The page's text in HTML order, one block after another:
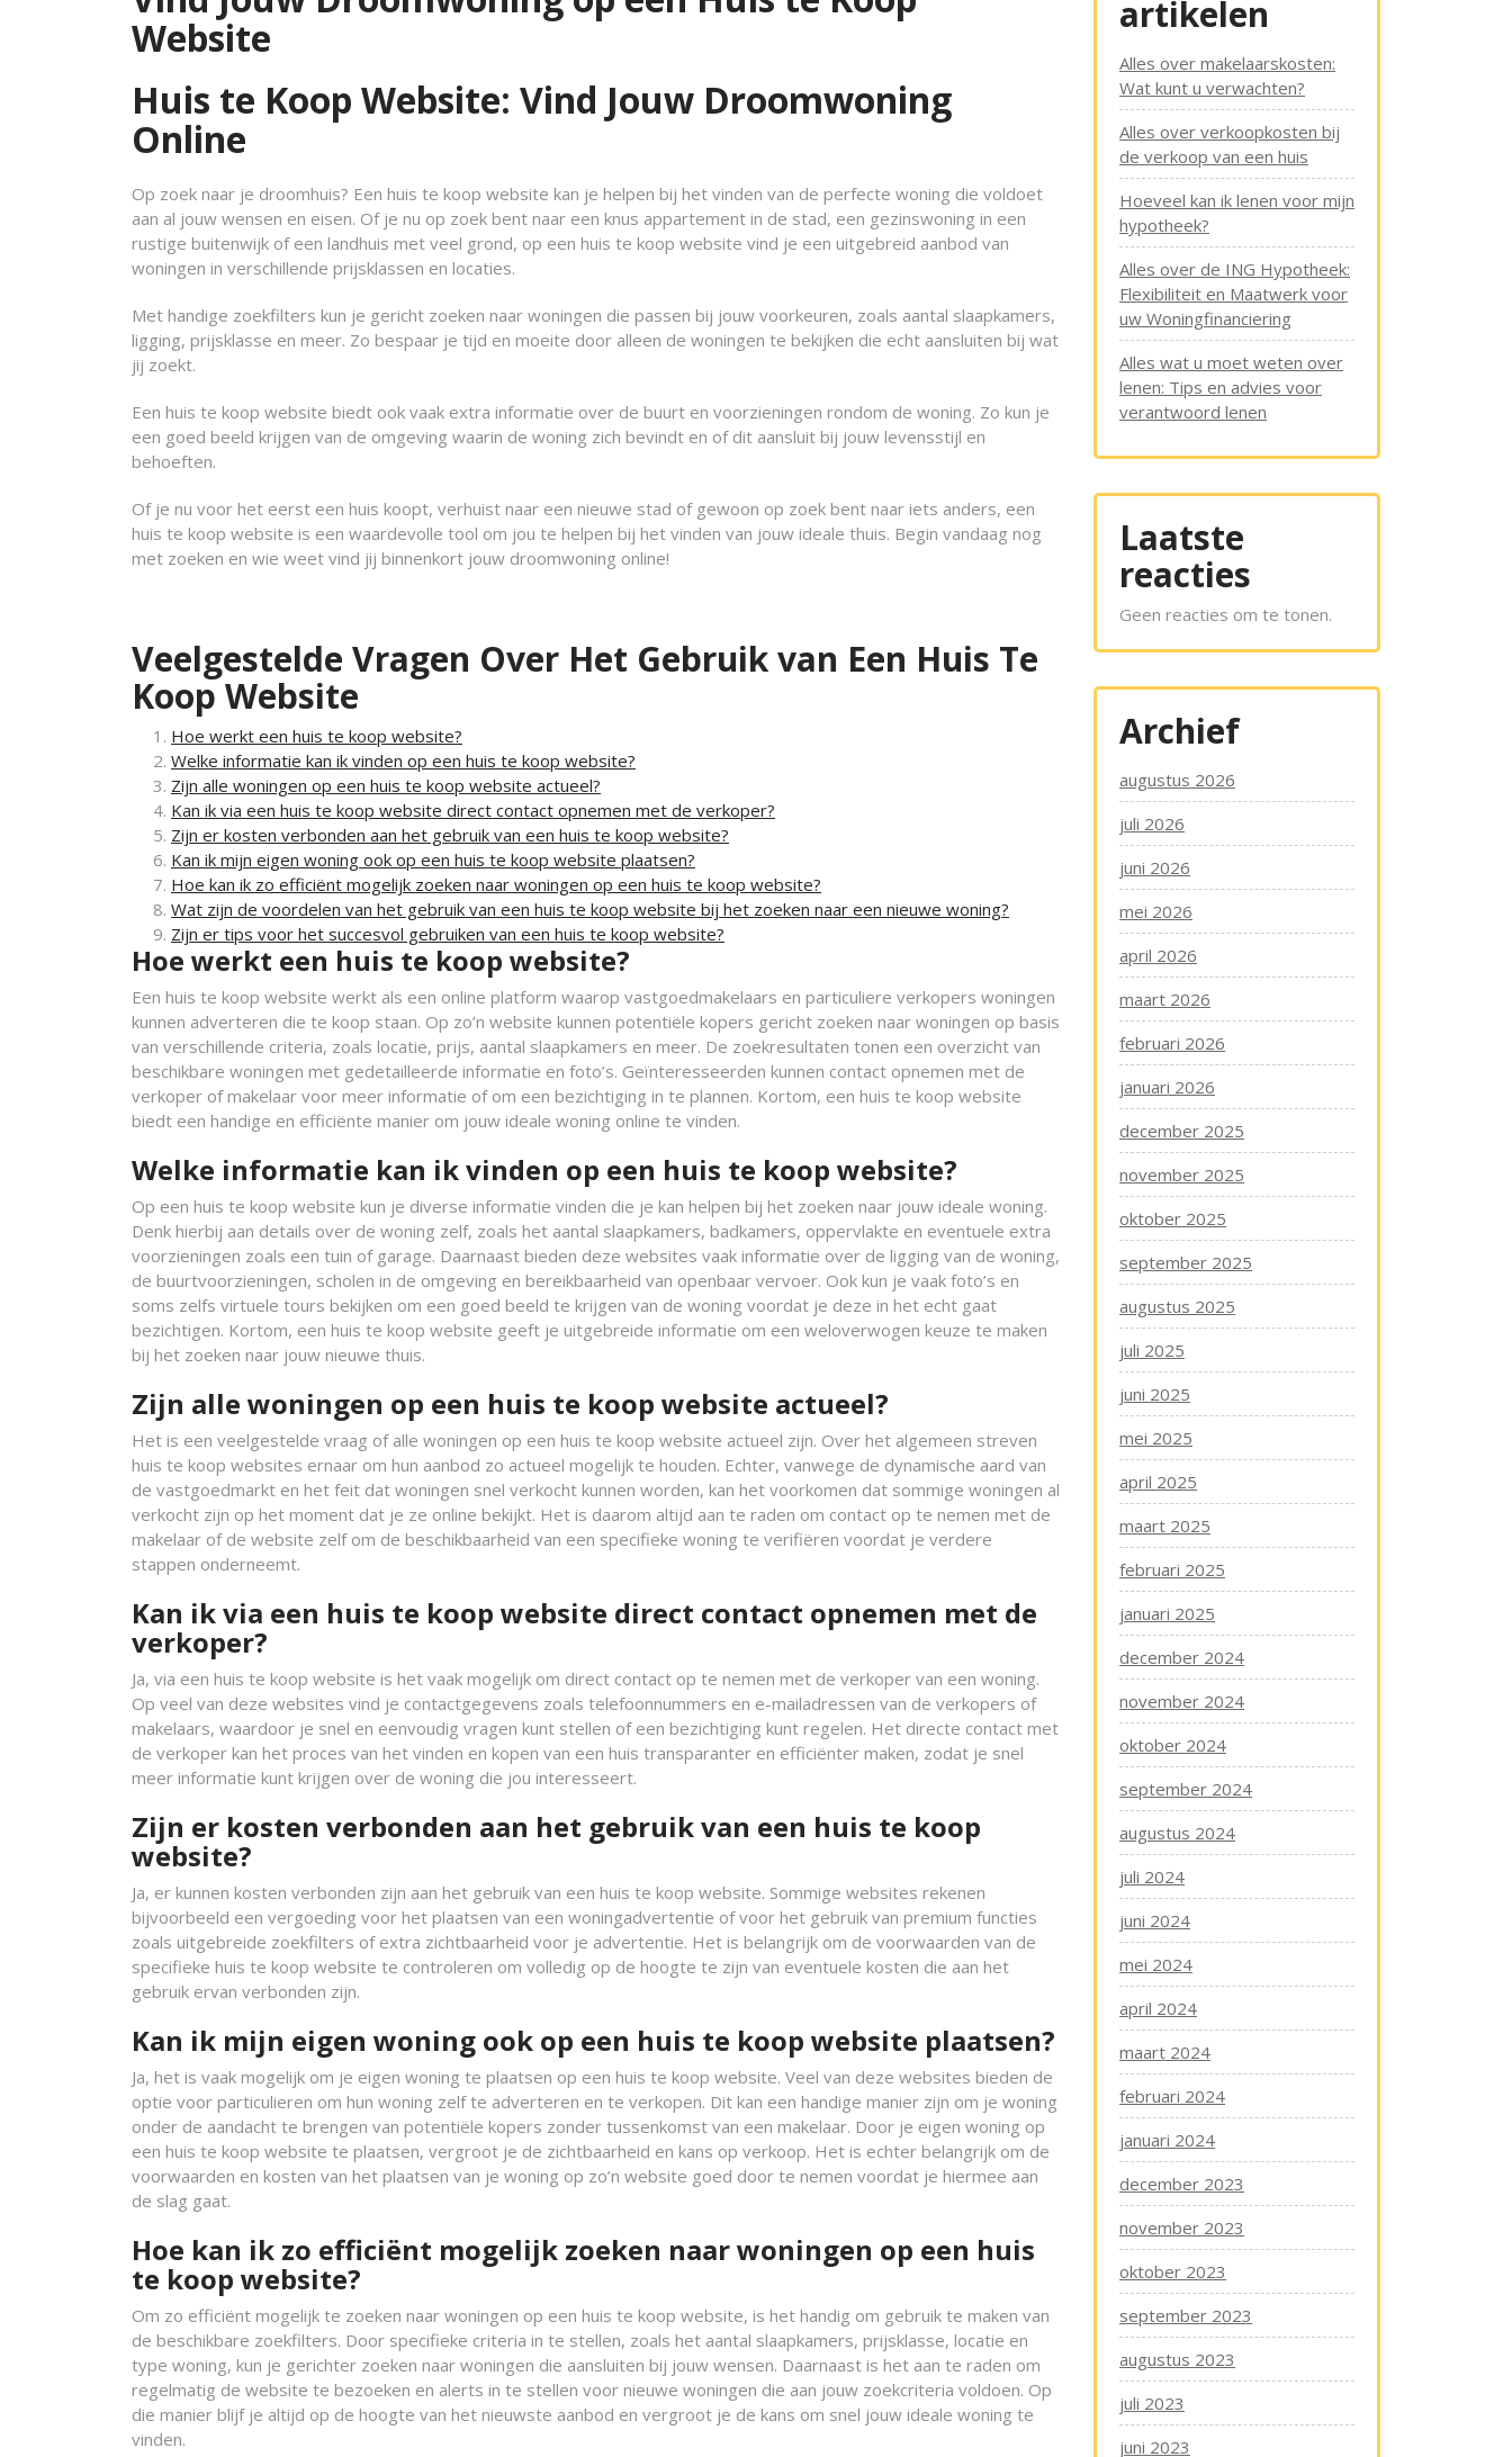
Website
Huis te Koop Website: Vind Jouw Droomwoning
Online
Op zoek naar je droomhuis? Een huis te koop website kan je helpen bij het vinden van de perfecte woning die voldoet
aan al jouw wensen en eisen. Of je nu op zoek bent naar een knus appartement in de stad, een gezinswoning in een
rustige buitenwijk of een landhuis met veel grond, op een huis te koop website vind je een uitgebreid aanbod van
woningen in verschillende prijsklassen en locaties.
Met handige zoekfilters kun je gericht zoeken naar woningen die passen bij jouw voorkeuren, zoals aantal slaapkamers,
ligging, prijsklasse en meer. Zo bespaar je tijd en moeite door alleen de woningen te bekijken die echt aansluiten bij wat
jij zoekt.
Een huis te koop website biedt ook vaak extra informatie over de buurt en voorzieningen rondom de woning. Zo kun je
een goed beeld krijgen van de omgeving waarin de woning zich bevindt en of dit aansluit bij jouw levensstijl en
behoeften.
Of je nu voor het eerst een huis koopt, verhuist naar een nieuwe stad of gewoon op zoek bent naar iets anders, een
huis te koop website is een waardevolle tool om jou te helpen bij het vinden van jouw ideale thuis. Begin vandaag nog
met zoeken en wie weet vind jij binnenkort jouw droomwoning online!
Veelgestelde Vragen Over Het Gebruik van Een Huis Te
Koop Website
Hoe werkt een huis te koop website?
Welke informatie kan ik vinden op een huis te koop website?
Zijn alle woningen op een huis te koop website actueel?
Kan ik via een huis te koop website direct contact opnemen met de verkoper?
Zijn er kosten verbonden aan het gebruik van een huis te koop website?
Kan ik mijn eigen woning ook op een huis te koop website plaatsen?
Hoe kan ik zo efficiënt mogelijk zoeken naar woningen op een huis te koop website?
Wat zijn de voordelen van het gebruik van een huis te koop website bij het zoeken naar een nieuwe woning?
Zijn er tips voor het succesvol gebruiken van een huis te koop website?
Hoe werkt een huis te koop website?
Een huis te koop website werkt als een online platform waarop vastgoedmakelaars en particuliere verkopers woningen
kunnen adverteren die te koop staan. Op zo’n website kunnen potentiële kopers gericht zoeken naar woningen op basis
van verschillende criteria, zoals locatie, prijs, aantal slaapkamers en meer. De zoekresultaten tonen een overzicht van
beschikbare woningen met gedetailleerde informatie en foto’s. Geïnteresseerden kunnen contact opnemen met de
verkoper of makelaar voor meer informatie of om een bezichtiging in te plannen. Kortom, een huis te koop website
biedt een handige en efficiënte manier om jouw ideale woning online te vinden.
Welke informatie kan ik vinden op een huis te koop website?
Op een huis te koop website kun je diverse informatie vinden die je kan helpen bij het zoeken naar jouw ideale woning.
Denk hierbij aan details over de woning zelf, zoals het aantal slaapkamers, badkamers, oppervlakte en eventuele extra
voorzieningen zoals een tuin of garage. Daarnaast bieden deze websites vaak informatie over de ligging van de woning,
de buurtvoorzieningen, scholen in de omgeving en bereikbaarheid van openbaar vervoer. Ook kun je vaak foto’s en
soms zelfs virtuele tours bekijken om een goed beeld te krijgen van de woning voordat je deze in het echt gaat
bezichtigen. Kortom, een huis te koop website geeft je uitgebreide informatie om een weloverwogen keuze te maken
bij het zoeken naar jouw nieuwe thuis.
Zijn alle woningen op een huis te koop website actueel?
Het is een veelgestelde vraag of alle woningen op een huis te koop website actueel zijn. Over het algemeen streven
huis te koop websites ernaar om hun aanbod zo actueel mogelijk te houden. Echter, vanwege de dynamische aard van
de vastgoedmarkt en het feit dat woningen snel verkocht kunnen worden, kan het voorkomen dat sommige woningen al
verkocht zijn op het moment dat je ze online bekijkt. Het is daarom altijd aan te raden om contact op te nemen met de
makelaar of de website zelf om de beschikbaarheid van een specifieke woning te verifiëren voordat je verdere
stappen onderneemt.
Kan ik via een huis te koop website direct contact opnemen met de
verkoper?
Ja, via een huis te koop website is het vaak mogelijk om direct contact op te nemen met de verkoper van een woning.
Op veel van deze websites vind je contactgegevens zoals telefoonnummers en e-mailadressen van de verkopers of
makelaars, waardoor je snel en eenvoudig vragen kunt stellen of een bezichtiging kunt regelen. Het directe contact met
de verkoper kan het proces van het vinden en kopen van een huis transparanter en efficiënter maken, zodat je snel
meer informatie kunt krijgen over de woning die jou interesseert.
Zijn er kosten verbonden aan het gebruik van een huis te koop
website?
Ja, er kunnen kosten verbonden zijn aan het gebruik van een huis te koop website. Sommige websites rekenen
bijvoorbeeld een vergoeding voor het plaatsen van een woningadvertentie of voor het gebruik van premium functies
zoals uitgebreide zoekfilters of extra zichtbaarheid voor je advertentie. Het is belangrijk om de voorwaarden van de
specifieke huis te koop website te controleren om volledig op de hoogte te zijn van eventuele kosten die aan het
gebruik ervan verbonden zijn.
Kan ik mijn eigen woning ook op een huis te koop website plaatsen?
Ja, het is vaak mogelijk om je eigen woning te plaatsen op een huis te koop website. Veel van deze websites bieden de
optie voor particulieren om hun woning zelf te adverteren en te verkopen. Dit kan een handige manier zijn om je woning
onder de aandacht te brengen van potentiële kopers zonder tussenkomst van een makelaar. Door je eigen woning op
een huis te koop website te plaatsen, vergroot je de zichtbaarheid en kans op verkoop. Het is echter belangrijk om de
voorwaarden en kosten van het plaatsen van je woning op zo’n website goed door te nemen voordat je hiermee aan
de slag gaat.
Hoe kan ik zo efficiënt mogelijk zoeken naar woningen op een huis
te koop website?
Om zo efficiënt mogelijk te zoeken naar woningen op een huis te koop website, is het handig om gebruik te maken van
de beschikbare zoekfilters. Door specifieke criteria in te stellen, zoals het aantal slaapkamers, prijsklasse, locatie en
type woning, kun je gerichter zoeken naar woningen die aansluiten bij jouw wensen. Daarnaast is het aan te raden om
regelmatig de website te bezoeken en alerts in te stellen voor nieuwe woningen die aan jouw zoekcriteria voldoen. Op
die manier blijf je altijd op de hoogte van het nieuwste aanbod en vergroot je de kans om snel jouw ideale woning te
vinden.
artikelen
Alles over makelaarskosten:
Wat kunt u verwachten?
Alles over verkoopkosten bij
de verkoop van een huis
Hoeveel kan ik lenen voor mijn
hypotheek?
Alles over de ING Hypotheek:
Flexibiliteit en Maatwerk voor
uw Woningfinanciering
Alles wat u moet weten over
lenen: Tips en advies voor
verantwoord lenen
Laatste
reacties
Geen reacties om te tonen.
Archief
augustus 2026
juli 2026
juni 2026
mei 2026
april 2026
maart 2026
februari 2026
januari 2026
december 2025
november 2025
oktober 2025
september 2025
augustus 2025
juli 2025
juni 2025
mei 2025
april 2025
maart 2025
februari 2025
januari 2025
december 2024
november 2024
oktober 2024
september 2024
augustus 2024
juli 2024
juni 2024
mei 2024
april 2024
maart 2024
februari 2024
januari 2024
december 2023
november 2023
oktober 2023
september 2023
augustus 2023
juli 2023
juni 2023